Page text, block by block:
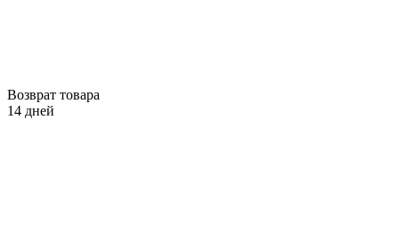
Возврат товара
14 дней